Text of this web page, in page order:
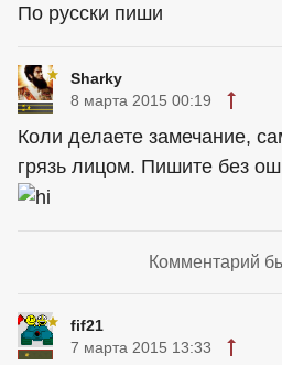
По русски пиши
Sharky
8 марта 2015 00:19
Коли делаете замечание,
грязь лицом. Пишите без
Комментарий
fif21
7 марта 2015 13:33